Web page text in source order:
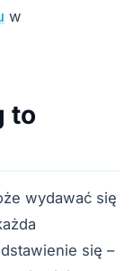
w
to
wydawać się
się –